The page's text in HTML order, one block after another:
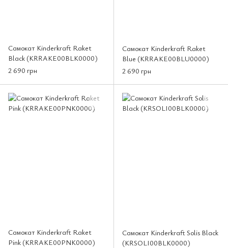
Самокат Kinderkraft Raket
Black (KRRAKE00BLK0000)
2 690 грн
Самокат Kinderkraft Raket
Blue (KRRAKE00BLU0000)
2 690 грн
Самокат Kinderkraft Raket
Pink (KRRAKE00PNK0000)
Самокат Kinderkraft Solis Black
(KRSOLI00BLK0000)